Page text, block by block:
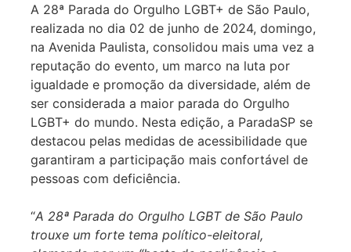
A 28ª Parada do Orgulho LGBT+ de São Paulo,
realizada no dia 02 de junho de 2024, domingo,
na Avenida Paulista, consolidou mais uma vez a
reputação do evento, um marco na luta por
igualdade e promoção da diversidade, além de
ser considerada a maior parada do Orgulho
LGBT+ do mundo. Nesta edição, a ParadaSP se
destacou pelas medidas de acessibilidade que
garantiram a participação mais confortável de
pessoas com deficiência.
“A 28ª Parada do Orgulho LGBT de São Paulo
trouxe um forte tema político-eleitoral,